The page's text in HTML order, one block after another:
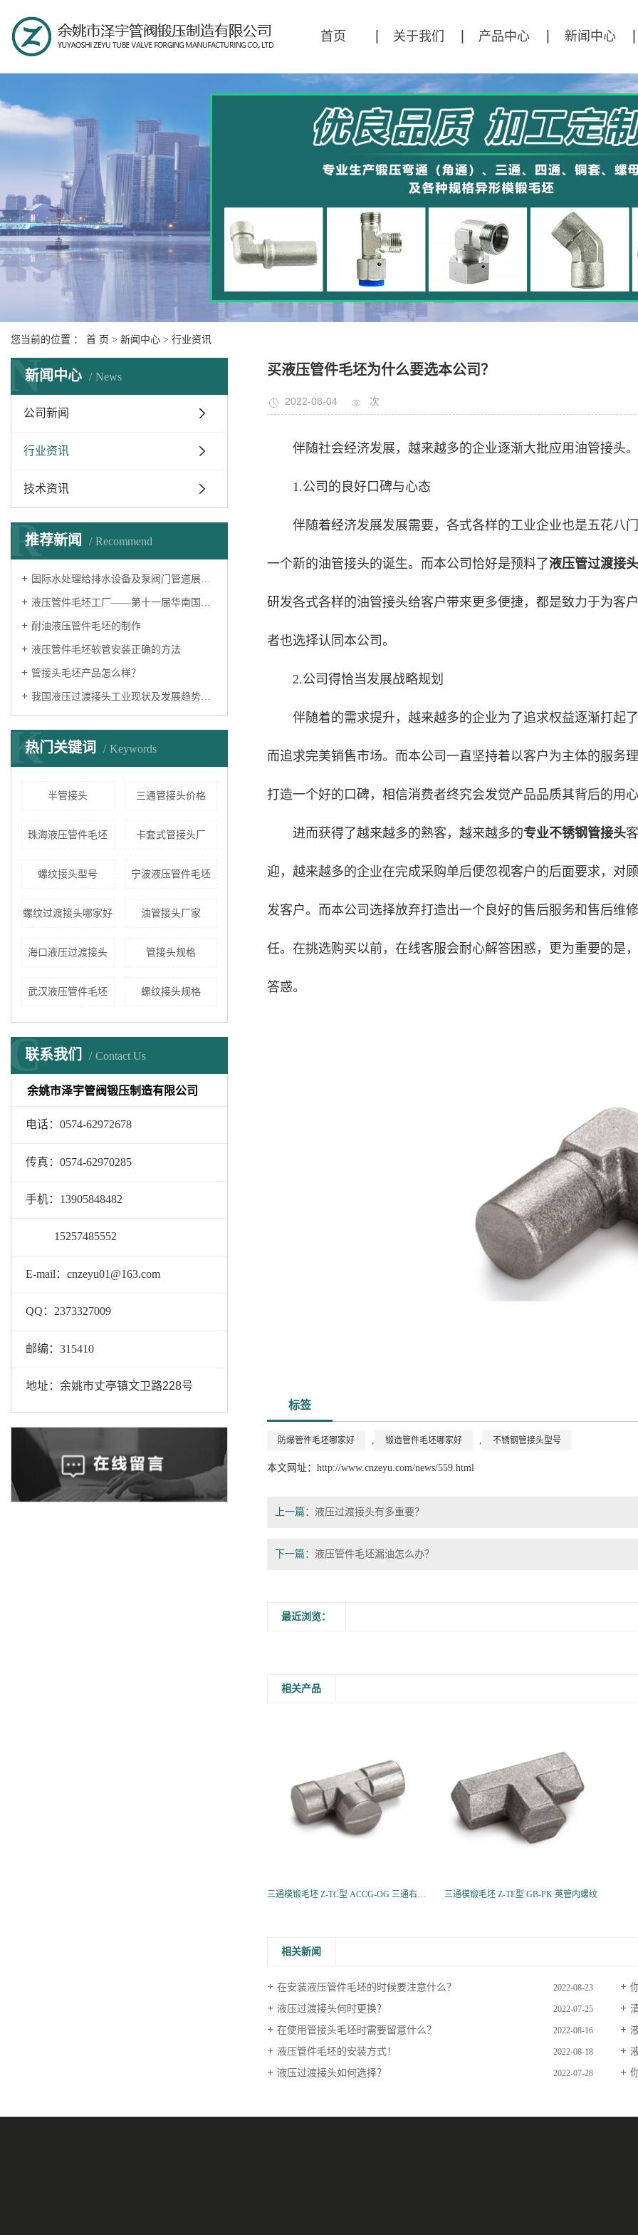
首页 关于我们
公司简介
产品中心
弯通锻压模坯
三通锻压模坯
四通锻压模坯
接头
新闻中心
公司新闻
行业资讯
技术资讯
您当前的位置 ： 首 页 > 新闻中心 > 行业资讯
新闻中心 News
N
公司新闻
行业资讯
技术资讯
推荐新闻 Recommend
R
国际水处理给排水设备及泵阀门管道展览会——液压过渡接头厂家
液压管件毛坯工厂——第十一届华南国际流体机械及泵阀展览会
耐油液压管件毛坯的制作
液压管件毛坯软管安装正确的方法
管接头毛坯产品怎么样？
我国液压过渡接头工业现状及发展趋势分析
热门关键词 Keywords
K
半管接头 三通管接头价格
珠海液压管件毛坯 卡套式管接头厂
螺纹接头型号 宁波液压管件毛坯
螺纹过渡接头哪家好 油管接头厂家
海口液压过渡接头 管接头规格
武汉液压管件毛坯 螺纹接头规格
联系我们 Contact Us
C
余姚市泽宇管阀锻压制造有限公司
电话：0574-62972678
传真：0574-62970285
手机：13905848482
15257485552
E-mail：cnzeyu01@163.com
QQ：2373327009
邮编： 315410
地址：余姚市丈亭镇文卫路228号
买液压管件毛坯为什么要选本公司？
2022-08-04 次
伴随社会经济发展，越来越多的企业逐渐大批应用油管接头
1.公司的良好口碑与心态
伴随着经济发展发展需要，各式各样的工业企业也是五花八
一个新的油管接头的诞生。而本公司恰好是预料了液压管过渡接头
研发各式各样的油管接头给客户带来更多便捷，都是致力于为客
者也选择认同本公司。
2.公司得恰当发展战略规划
伴随着的需求提升，越来越多的企业为了追求权益逐渐打起
而追求完美销售市场。而本公司一直坚持着以客户为主体的服务
打造一个好的口碑，相信消费者终究会发觉产品品质其背后的用心
进而获得了越来越多的熟客，越来越多的专业不锈钢管接头
迎，越来越多的企业在完成采购单后便忽视客户的后面要求，对
发客户。而本公司选择放弃打造出一个良好的售后服务和售后维
任。在挑选购买以前，在线客服会耐心解答困惑，更为重要的是
答惑。
标签
防爆管件毛坯哪家好 , 锻造管件毛坯哪家好 , 不锈钢管接头型号
本文网址： http://www.cnzeyu.com/news/559.html
上一篇： 液压过渡接头有多重要？
下一篇： 液压管件毛坯漏油怎么办？
最近浏览：
相关产品
三通模锻毛坯 Z-TC型 ACCG-OG 三通右端英管螺纹可调 三通模锻毛坯 Z-TE型 GB-PK 英管内螺纹
相关新闻
在安装液压管件毛坯的时候要注意什么？ 2022-08-23
液压过渡接头何时更换？ 2022-07-25
在使用管接头毛坯时需要留意什么？ 2022-08-16
液压管件毛坯的安装方式！ 2022-08-18
液压过渡接头如何选择？ 2022-07-28